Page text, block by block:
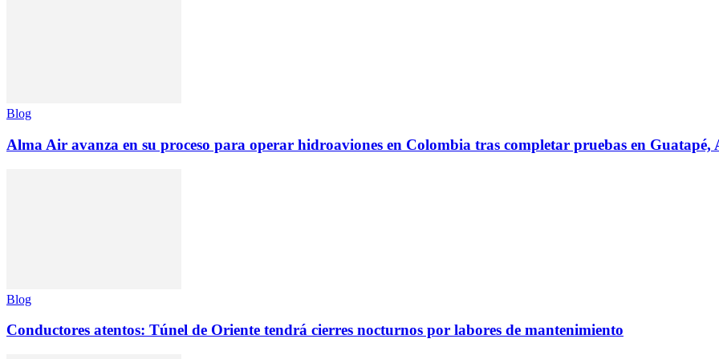
Blog
Alma Air avanza en su proceso para operar hidroaviones en Colombia tras completar pruebas en Guatapé,
Blog
Conductores atentos: Túnel de Oriente tendrá cierres nocturnos por labores de mantenimiento